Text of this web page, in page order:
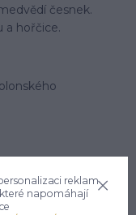
česnek.
a hořčice.
reklam
napomáhají